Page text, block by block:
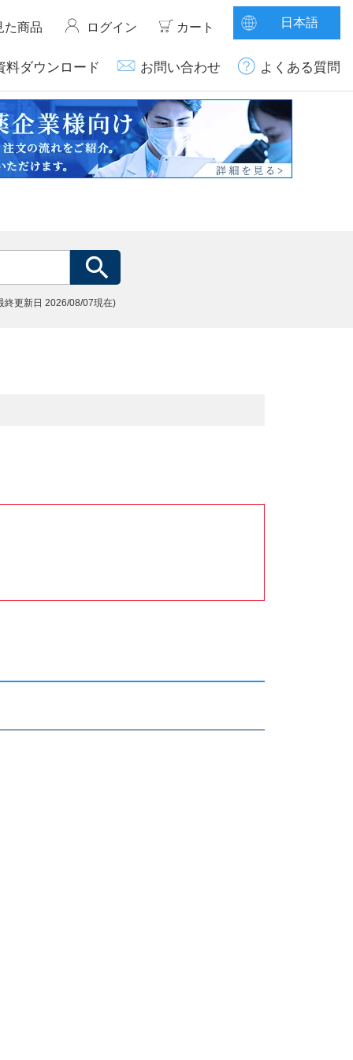
た商品 ログイン カート 日本語
料ダウンロード お問い合わせ よくある質問
終更新日 2026/08/07現在)